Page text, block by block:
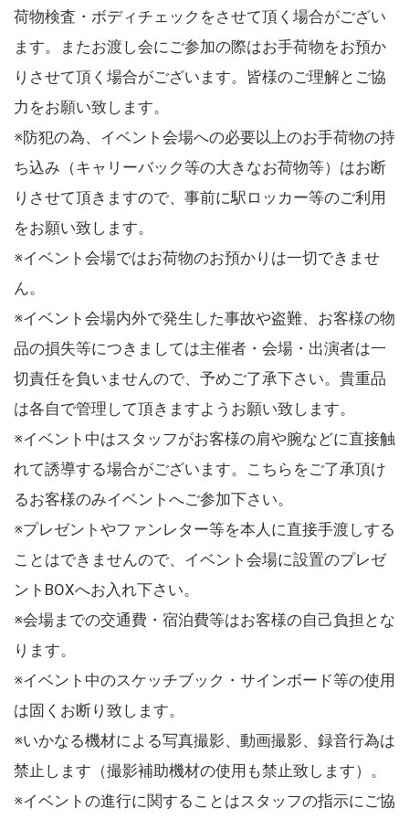
荷物検査・ボディチェックをさせて頂く場合がござい
ます。またお渡し会にご参加の際はお手荷物をお預か
りさせて頂く場合がございます。皆様のご理解とご協
力をお願い致します。
※防犯の為、イベント会場への必要以上のお手荷物の持
ち込み（キャリーバック等の大きなお荷物等）はお断
りさせて頂きますので、事前に駅ロッカー等のご利用
をお願い致します。
※イベント会場ではお荷物のお預かりは一切できませ
ん。
※イベント会場内外で発生した事故や盗難、お客様の物
品の損失等につきましては主催者・会場・出演者は一
切責任を負いませんので、予めご了承下さい。貴重品
は各自で管理して頂きますようお願い致します。
※イベント中はスタッフがお客様の肩や腕などに直接触
れて誘導する場合がございます。こちらをご了承頂け
るお客様のみイベントへご参加下さい。
※プレゼントやファンレター等を本人に直接手渡しする
ことはできませんので、イベント会場に設置のプレゼ
ントBOXへお入れ下さい。
※会場までの交通費・宿泊費等はお客様の自己負担とな
ります。
※イベント中のスケッチブック・サインボード等の使用
は固くお断り致します。
※いかなる機材による写真撮影、動画撮影、録音行為は
禁止します（撮影補助機材の使用も禁止致します）。
※イベントの進行に関することはスタッフの指示にご協